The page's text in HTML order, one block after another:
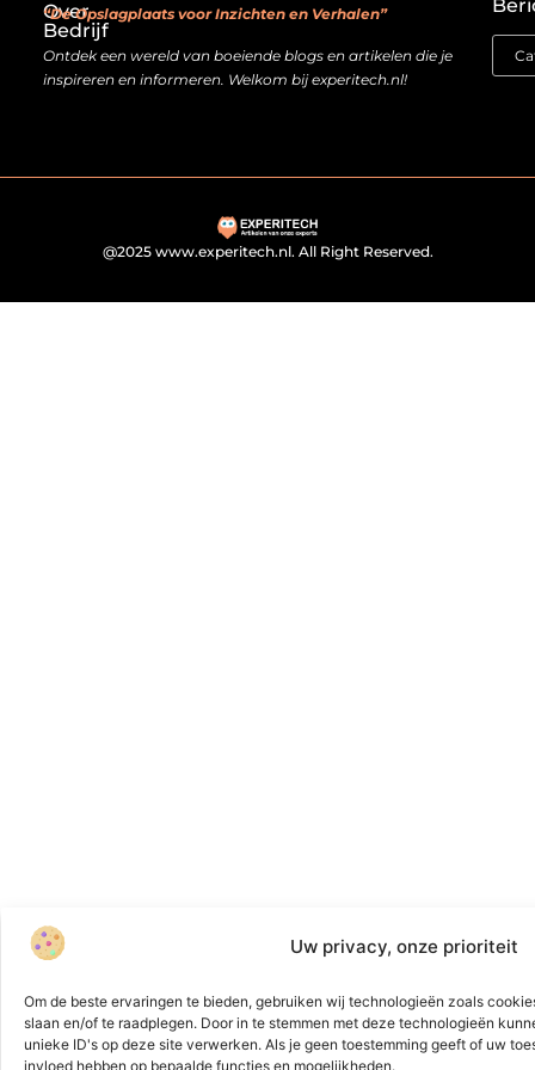
Uw privacy, onze prioriteit
Om de beste ervaringen te bieden, gebruiken wij technologieën zoals
slaan en/of te raadplegen. Door in te stemmen met deze technologieën
unieke ID's op deze site verwerken. Als je geen toestemming geeft of uw
invloed hebben op bepaalde functies en mogelijkheden.
Over
Bedrijf
“De Opslagplaats voor Inzichten en Verhalen”
Ontdek een wereld van boeiende blogs en artikelen die je
inspireren en informeren. Welkom bij experitech.nl!
@2025 www.experitech.nl. All Right Reserved.